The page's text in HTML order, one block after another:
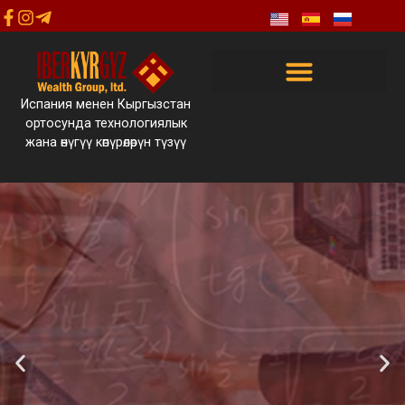
Испания менен Кыргызстан
ортосунда технологиялык
жана өнүгүү көпүрөлөрүн түзүү